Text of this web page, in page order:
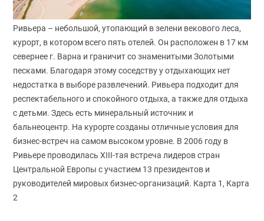
Ривьера – небольшой, утопающий в зелени векового леса,
курорт, в котором всего пять отелей. Он расположен в 17 км
севернее г. Варна и граничит со знаменитыми Золотыми
песками. Благодаря этому соседству у отдыхающих нет
недостатка в выборе развлечений. Ривьера подходит для
респектабельного и спокойного отдыха, а также для отдыха
с детьми. Здесь есть минеральный источник и
бальнеоцентр. На курорте созданы отличные условия для
бизнес-встреч на самом высоком уровне. В 2006 году в
Ривьере проводилась XIII-тая встреча лидеров стран
Центральной Европы с участием 13 президентов и
руководителей мировых бизнес-организаций. Карта 1, Карта
2